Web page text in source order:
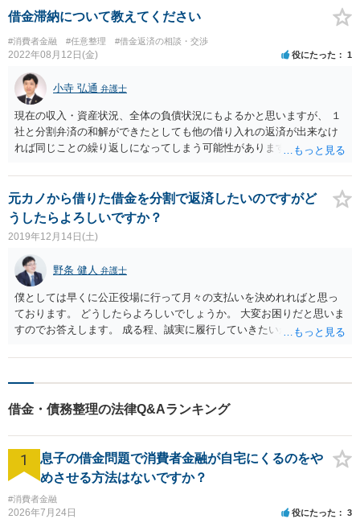
捕・起訴されることとなりました。 そして、一部の加害者からは一定の損害
賠償金の支払いを受けることができ、債権者への弁済に充てることができ、
破産手続きにおいても無事免責されることになりました。
借金滞納について教えてください
#消費者金融 #任意整理 #借金返済の相談・交渉
2022年08月12日(金) 役にたった 1
小寺 弘通 弁護士
現在の収入・資産状況、全体の負債状況にもよるかと思いますが、 １
社と分割弁済の和解ができたとしても他の借り入れの返済が出来なけ
れば同じことの繰り返しになってしまう可能性があります。 場合によ
弁護士に相談された方が良いと思います。
元カノから借りた借金を分割で返済したいのですがど
うしたらよろしいですか？
2019年12月14日(土)
野条 健人 弁護士
僕としては早くに公正役場に行って月々の支払いを決めれればと思っ
ております。 どうしたらよろしいでしょうか。 大変お困りだと思いま
すのでお答えします。 成る程、誠実に履行していきたいが、それが相
り話をすべきでしょうが、場合によっては民事調停をされるのも一つ
借金・債務整理の法律Q&Aランキング
1
息子の借金問題で消費者金融が自宅にくるのをや
めさせる方法はないですか？
#消費者金融
2026年7月24日 役にたった 3